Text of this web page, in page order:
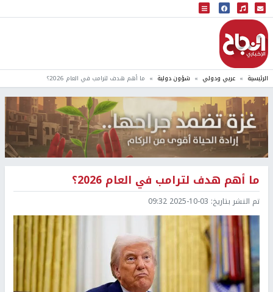
البث المباشر
إذاعة النجاح
الرئيسية عربي ودولي شؤون دولية ما أهم هدف لترامب في العام 2026؟
ما أهم هدف لترامب في العام 2026؟
تم النشر بتاريخ: 2025-10-03 09:32